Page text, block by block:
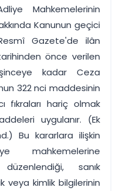
Mahkemelerinin
Kanunun geçici
Gazete'de ilân
önce verilen
kadar Ceza
322 nci maddesinin
fıkraları hariç olmak
uygulanır. (Ek
Bu kararlara ilişkin
mahkemelerine
sanık
veya kimlik bilgilerinin